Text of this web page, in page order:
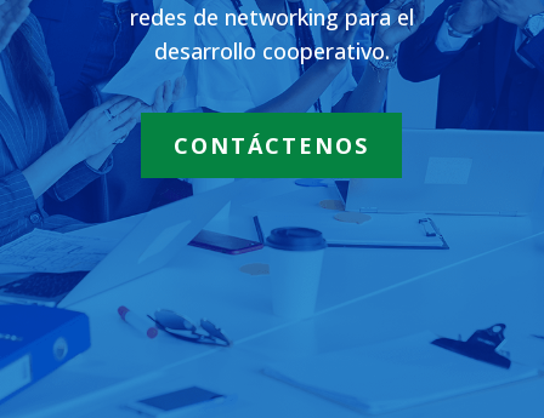
redes de networking para el
desarrollo cooperativo.
CONTÁCTENOS